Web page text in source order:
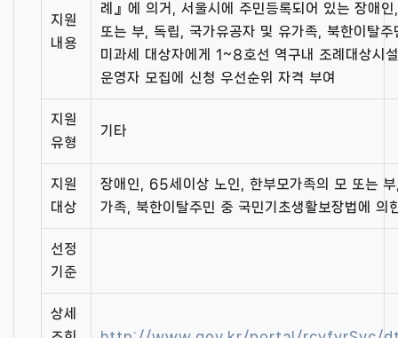
지원
내용
례』에 의거, 서울시에 주민등록되어 있는 장애
또는 부, 독립, 국가유공자 및 유가족, 북한이탈
미과세 대상자에게 1~8호선 역구내 조례대상시
운영자 모집에 신청 우선순위 자격 부여
지원
유형
기타
지원
대상
장애인, 65세이상 노인, 한부모가족의 모 또는
가족, 북한이탈주민 중 국민기초생활보장법에 의
선정
기준
상세